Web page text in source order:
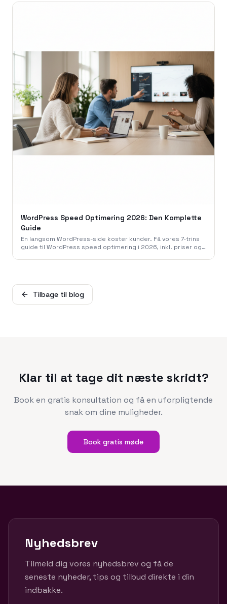
WordPress Speed Optimering 2026: Den Komplette
Guide
En langsom WordPress-side koster kunder. Få vores 7-trins
guide til WordPress speed optimering i 2026, inkl. priser og
Tilbage til blog
Klar til at tage dit næste skridt?
Book en gratis konsultation og få en uforpligtende
snak om dine muligheder.
Book gratis møde
Nyhedsbrev
Tilmeld dig vores nyhedsbrev og få de
seneste nyheder, tips og tilbud direkte i din
indbakke.